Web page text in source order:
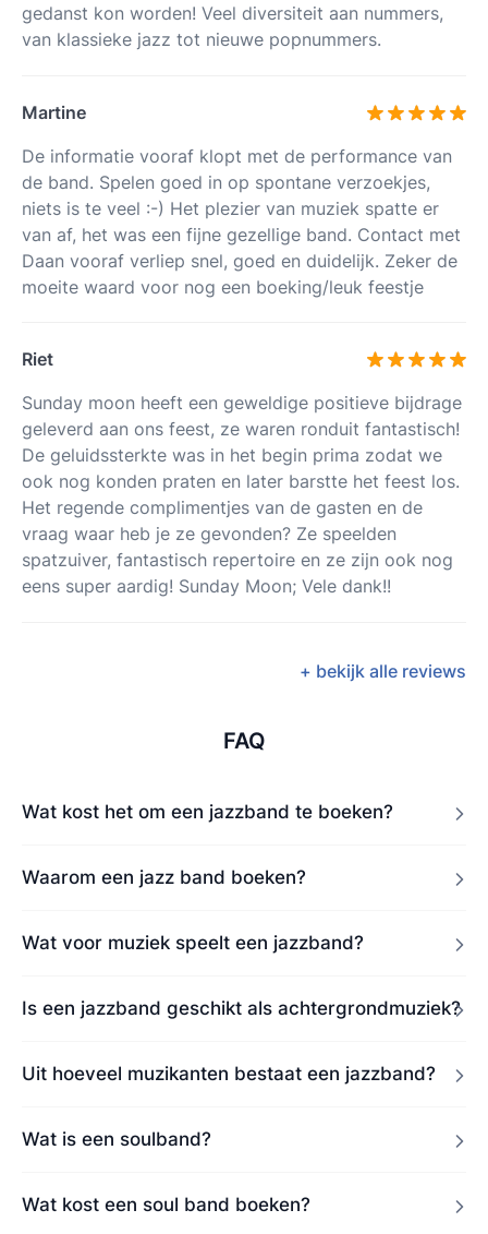
gedanst kon worden! Veel diversiteit aan nummers,
van klassieke jazz tot nieuwe popnummers.
Martine
De informatie vooraf klopt met de performance van
de band. Spelen goed in op spontane verzoekjes,
niets is te veel :-) Het plezier van muziek spatte er
van af, het was een fijne gezellige band. Contact met
Daan vooraf verliep snel, goed en duidelijk. Zeker de
moeite waard voor nog een boeking/leuk feestje
Riet
Sunday moon heeft een geweldige positieve bijdrage
geleverd aan ons feest, ze waren ronduit fantastisch!
De geluidssterkte was in het begin prima zodat we
ook nog konden praten en later barstte het feest los.
Het regende complimentjes van de gasten en de
vraag waar heb je ze gevonden? Ze speelden
spatzuiver, fantastisch repertoire en ze zijn ook nog
eens super aardig! Sunday Moon; Vele dank!!
+ bekijk alle reviews
FAQ
Wat kost het om een jazzband te boeken?
Waarom een jazz band boeken?
Wat voor muziek speelt een jazzband?
Is een jazzband geschikt als achtergrondmuziek?
Uit hoeveel muzikanten bestaat een jazzband?
Wat is een soulband?
Wat kost een soul band boeken?